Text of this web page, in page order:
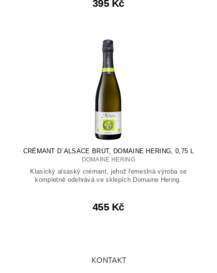
395 Kč
CRÉMANT D´ALSACE BRUT, DOMAINE HERING, 0,75 L
DOMAINE HERING
Klasický alsaský crémant, jehož řemeslná výroba se
kompletně odehrává ve sklepích Domaine Hering.
455 Kč
KONTAKT